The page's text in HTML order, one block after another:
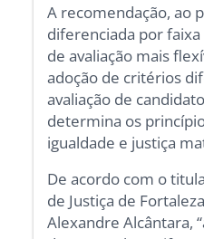
A recomendação, ao
diferenciada por
de avaliação mais
adoção de critérios
avaliação de
determina os
igualdade e justiça
De acordo com o
de Justiça de
Alexandre Alcântara,